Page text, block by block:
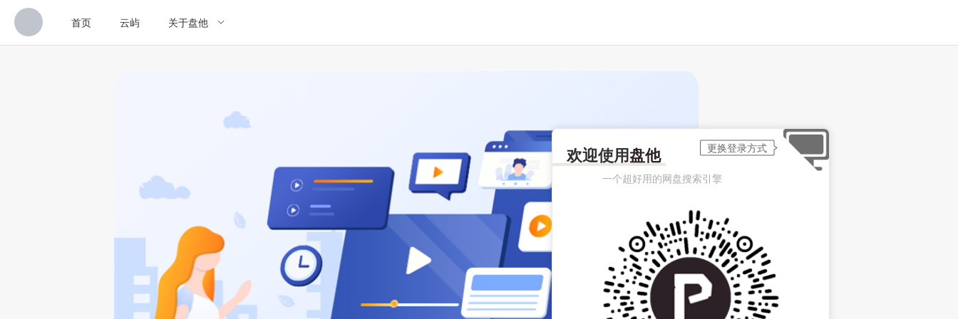
首页 云屿 关于盘他
欢迎使用盘他
一个超好用的网盘搜索引擎